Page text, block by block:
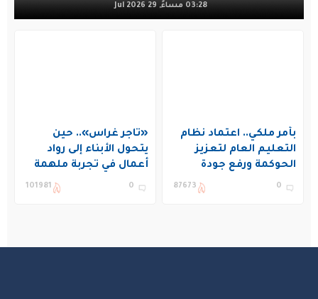
03:28 مساءً, 29 Jul 2026
بأمر ملكي.. اعتماد نظام
التعليم العام لتعزيز
الحوكمة ورفع جودة
التعليم في المملكة
0
87673
«تاجر غراس».. حين
يتحول الأبناء إلى رواد
أعمال في تجربة ملهمة
بنادي غراس الصيفي
0
101981